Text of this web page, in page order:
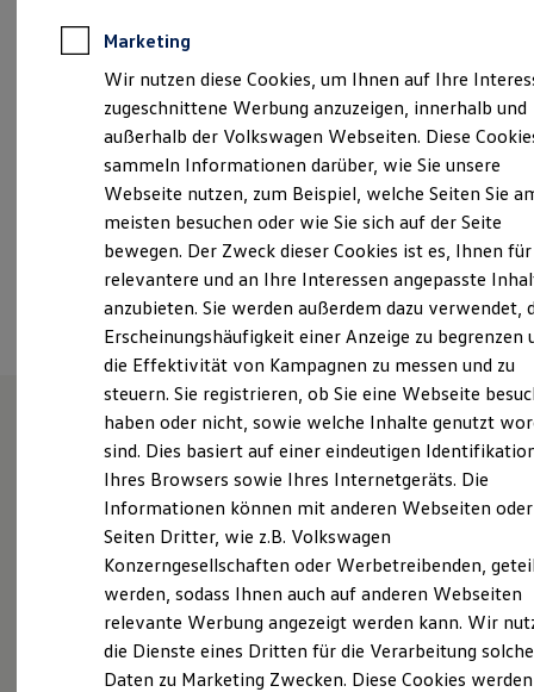
Elektroautos
ID. Tutorials
Elektrofahrzeugkonzepte
Reichweite
Reichweite der ID. Modelle
Reichweite im Winter
Laden
Laden unterwegs
Laden Zuhause
Ladestationen finden
Ladezeitensimulator
Batterie
Sicherheit
Garantie und Lebensdauer
Nachhaltigkeit
Technologie
Kosten und Kauf
Verbrauchskosten
Kaufoptionen
E-Auto-Förderung
Software und Konnektivität
ID. Software Versionen und Updates
Digitale Extras
Schnittstellen zu Ihrem ID.
Hybridautos
Marke und Erlebnis
Volkswagen R und R Experience
R-Modelle
info.law@loehrgruppe.de
Montag
Sonntag
Geschlossen
Ansprechpartner
Wie können wir
Ihnen weiterhelfen?
Probefahrt vereinbaren
Marketing
Wir nutzen diese Cookies, um Ihnen auf Ihre
zugeschnittene Werbung anzuzeigen, innerhalb und
außerhalb der Volkswagen Webseiten. Diese
sammeln Informationen darüber, wie Sie unsere
Webseite nutzen, zum Beispiel, welche Seiten Sie
meisten besuchen oder wie Sie sich auf der Seite
bewegen. Der Zweck dieser Cookies ist es, Ihnen für
relevantere und an Ihre Interessen angepasste
anzubieten. Sie werden außerdem dazu verwendet,
Erscheinungshäufigkeit einer Anzeige zu begrenzen
die Effektivität von Kampagnen zu messen und zu
steuern. Sie registrieren, ob Sie eine Webseite
haben oder nicht, sowie welche Inhalte genutzt
sind. Dies basiert auf einer eindeutigen
Ihres Browsers sowie Ihres Internetgeräts. Die
Informationen können mit anderen Webseiten oder
Seiten Dritter, wie z.B. Volkswagen
Konzerngesellschaften oder Werbetreibenden,
werden, sodass Ihnen auch auf anderen Webseiten
relevante Werbung angezeigt werden kann. Wir
die Dienste eines Dritten für die Verarbeitung
Daten zu Marketing Zwecken. Diese Cookies